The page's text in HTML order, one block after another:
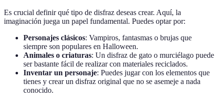
Es crucial definir qué tipo de disfraz deseas crear. Aquí, la
imaginación juega un papel fundamental. Puedes optar por:
Personajes clásicos: Vampiros, fantasmas o brujas que
siempre son populares en Halloween.
Animales o criaturas: Un disfraz de gato o murciélago puede
ser bastante fácil de realizar con materiales reciclados.
Inventar un personaje: Puedes jugar con los elementos que
tienes y crear un disfraz original que no se asemeje a nada
conocido.